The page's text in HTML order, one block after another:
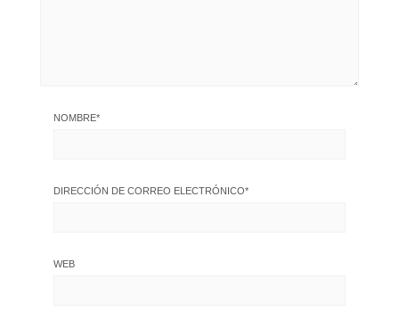
NOMBRE*
DIRECCIÓN DE CORREO ELECTRÓNICO*
WEB